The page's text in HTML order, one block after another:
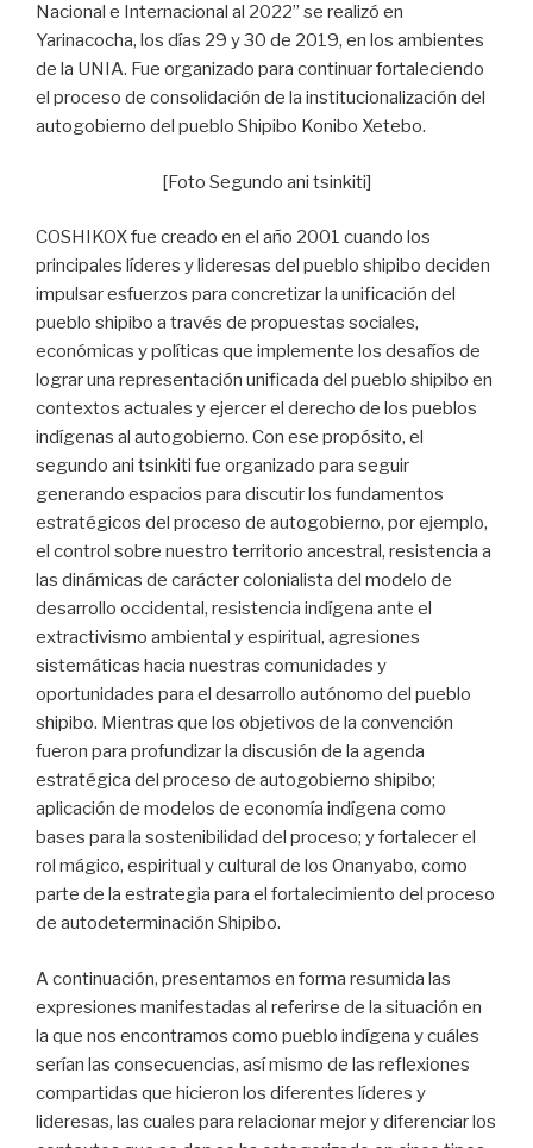
Nacional e Internacional al 2022” se realizó en
Yarinacocha, los días 29 y 30 de 2019, en los ambientes
de la UNIA. Fue organizado para continuar fortaleciendo
el proceso de consolidación de la institucionalización del
autogobierno del pueblo Shipibo Konibo Xetebo.
[Foto Segundo ani tsinkiti]
COSHIKOX fue creado en el año 2001 cuando los
principales líderes y lideresas del pueblo shipibo deciden
impulsar esfuerzos para concretizar la unificación del
pueblo shipibo a través de propuestas sociales,
económicas y políticas que implemente los desafíos de
lograr una representación unificada del pueblo shipibo en
contextos actuales y ejercer el derecho de los pueblos
indígenas al autogobierno. Con ese propósito, el
segundo ani tsinkiti fue organizado para seguir
generando espacios para discutir los fundamentos
estratégicos del proceso de autogobierno, por ejemplo,
el control sobre nuestro territorio ancestral, resistencia a
las dinámicas de carácter colonialista del modelo de
desarrollo occidental, resistencia indígena ante el
extractivismo ambiental y espiritual, agresiones
sistemáticas hacia nuestras comunidades y
oportunidades para el desarrollo autónomo del pueblo
shipibo. Mientras que los objetivos de la convención
fueron para profundizar la discusión de la agenda
estratégica del proceso de autogobierno shipibo;
aplicación de modelos de economía indígena como
bases para la sostenibilidad del proceso; y fortalecer el
rol mágico, espiritual y cultural de los Onanyabo, como
parte de la estrategia para el fortalecimiento del proceso
de autodeterminación Shipibo.
A continuación, presentamos en forma resumida las
expresiones manifestadas al referirse de la situación en
la que nos encontramos como pueblo indígena y cuáles
serían las consecuencias, así mismo de las reflexiones
compartidas que hicieron los diferentes líderes y
lideresas, las cuales para relacionar mejor y diferenciar los